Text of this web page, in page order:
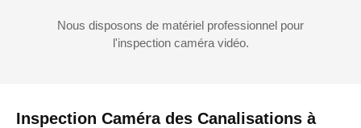
Inspection Caméra des Canalisations à
Nous disposons de matériel professionnel pour
l'inspection caméra vidéo.